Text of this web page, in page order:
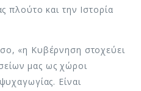
πλούτο και την Ιστορία
«η Κυβέρνηση στοχεύει
μας ως χώροι
Είναι